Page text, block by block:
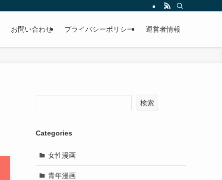
お問い合わせ プライバシーポリシー 運営者情報
検索
Categories
女性漫画
青年漫画